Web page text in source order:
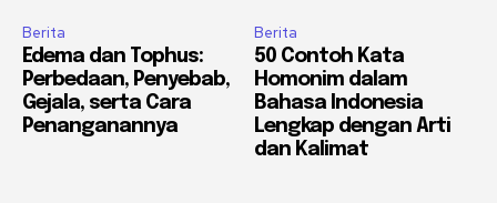
Berita
Edema dan Tophus:
Perbedaan, Penyebab,
Gejala, serta Cara
Penanganannya
Berita
50 Contoh Kata
Homonim dalam
Bahasa Indonesia
Lengkap dengan Arti
dan Kalimat